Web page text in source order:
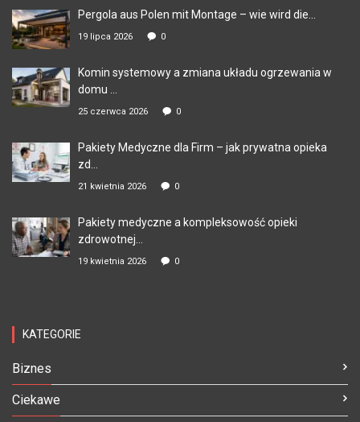
Pergola aus Polen mit Montage – wie wird die...
19 lipca 2026 0
Komin systemowy a zmiana układu ogrzewania w
domu ...
25 czerwca 2026 0
Pakiety Medyczne dla Firm – jak prywatna opieka
zd...
21 kwietnia 2026 0
Pakiety medyczne a kompleksowość opieki
zdrowotnej...
19 kwietnia 2026 0
KATEGORIE
Biznes
Ciekawe